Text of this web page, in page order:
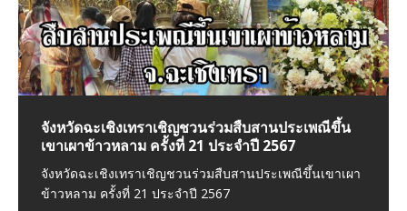
จังหวัดฉะเชิงเทราเชิญชวนร่วมสืบสานประเพณีขึ้น
เขาเผาข้าวหลาม ครั้งที่ 21 ประจำปี 2567
จังหวัดฉะเชิงเทราเชิญชวนร่วมสืบสานประเพณีขึ้นเขาเผา
ข้าวหลาม ครั้งที่ 21 ประจำปี 2567
ร้าน Yattsu ยัตสึ โคขุน ซ.สยามพัฒนา 6 ต.บางหัว
เสือ อ.พระประแดง จ.สมุทรปราการ
หนังสือพิมพ์ชาติไทยออนไล พาชิม Yattsu ยัตสึ โคขุน ร้าน
เปิด 10:00-20:30 น. บริการห้องแอร์เย็นๆ อาหารอ
ฉะเชิงเทรา สท.รักษ์ ใจบุญนำทีมสวมบทลุงซานต้า ลุย
แจกของเด็กและผู้พิการส่งท้ายปีเก่าต้อนรับปีใหม่
ฉะเชิงเทรา สท.รักษ์ ใจบุญนำทีมสวมบทลุงซานต้า ลุยแจก
ของเด็กและผู้พิการส่งท้ายปีเก่าต้อนรับปีใหม่
จังหวัดฉะเชิงเทราเข้าร่วมพิธีต่อต้านคอร์รัปชันสากล
(ประเทศไทย)
วันนี้ 8 ธันวาคม 66 เวลา 09.30 น. ที่ ห้องประชุมมรุพงษ์ศิริ
พัฒน์ ชั้น4 ศาลากลางจังหวัดฉะเชิงเทรา นาง